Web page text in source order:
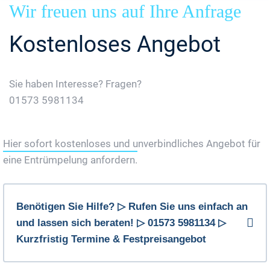
Wir freuen uns auf Ihre Anfrage
Kostenloses Angebot
Sie haben Interesse? Fragen?
01573 5981134
Hier sofort kostenloses und unverbindliches Angebot für
eine Entrümpelung anfordern.
Benötigen Sie Hilfe? ▷ Rufen Sie uns einfach an
und lassen sich beraten! ▷ 01573 5981134 ▷
Kurzfristig Termine & Festpreisangebot